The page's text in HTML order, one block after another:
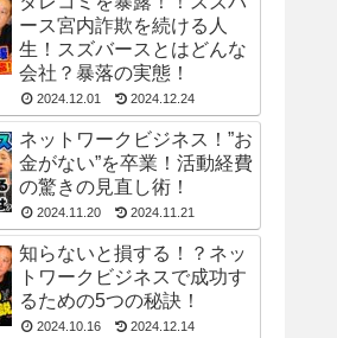
ース宮内詐欺を続ける人
生！スズバースとはどんな
会社？暴落の実態！
2024.12.01 2024.12.24
ネットワークビジネス！”お
金がない”を卒業！活動経費
の驚きの見直し術！
2024.11.20 2024.11.21
知らないと損する！？ネッ
トワークビジネスで成功す
るための5つの秘訣！
2024.10.16 2024.12.14